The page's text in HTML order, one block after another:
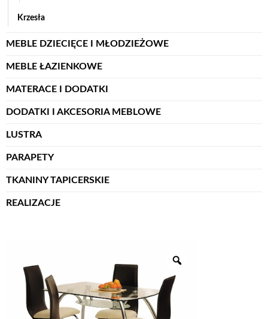
Krzesła
MEBLE DZIECIĘCE I MŁODZIEŻOWE
MEBLE ŁAZIENKOWE
MATERACE I DODATKI
DODATKI I AKCESORIA MEBLOWE
LUSTRA
PARAPETY
TKANINY TAPICERSKIE
REALIZACJE